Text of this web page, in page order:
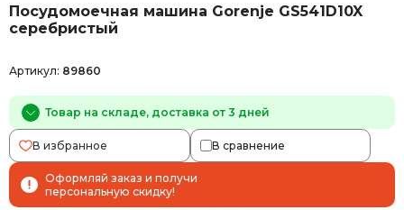
Посудомоечная машина Gorenje GS541D10X
серебристый
Артикул: 89860
Товар на складе, доставка от 3 дней
В избранное В сравнение
Оформляй заказ и получи
персональную скидку!